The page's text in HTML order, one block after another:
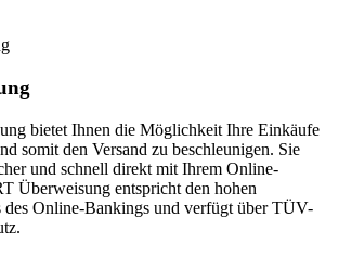
bietet Ihnen die Möglichkeit Ihre Einkäufe
somit den Versand zu beschleunigen. Sie
und schnell direkt mit Ihrem Online-
Überweisung entspricht den hohen
des Online-Bankings und verfügt über TÜV-